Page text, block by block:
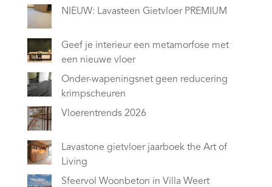
NIEUW: Lavasteen Gietvloer PREMIUM
Geef je interieur een metamorfose met
een nieuwe vloer
Onder-wapeningsnet geen reducering
krimpscheuren
Vloerentrends 2026
Lavastone gietvloer jaarboek the Art of
Living
Sfeervol Woonbeton in Villa Weert